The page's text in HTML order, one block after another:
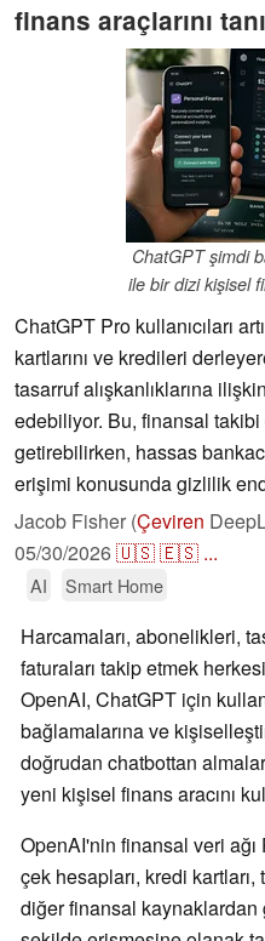
finans araçlarını
ChatGPT şimdi
ile bir dizi kişisel
ChatGPT Pro kullanıcıları
kartlarını ve kredileri
tasarruf alışkanlıklarına
edebiliyor. Bu, finansal
getirebilirken, hassas
erişimi konusunda gizlilik
Jacob Fisher (Çeviren
05/30/2026🇺🇸🇪🇸 ...
AI Smart Home
Harcamaları, abonelikleri,
faturaları takip etmek
OpenAI, ChatGPT için
bağlamalarına ve
doğrudan chatbottan
yeni kişisel finans aracını
OpenAI'nin finansal veri
çek hesapları, kredi
diğer finansal